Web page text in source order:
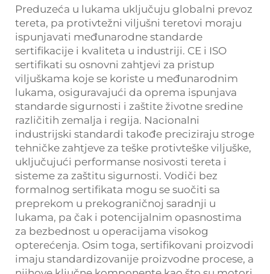
Preduzeća u lukama uključuju globalni prevoz
tereta, pa protivtežni viljušni teretovi moraju
ispunjavati međunarodne standarde
sertifikacije i kvaliteta u industriji. CE i ISO
sertifikati su osnovni zahtjevi za pristup
viljuškama koje se koriste u međunarodnim
lukama, osiguravajući da oprema ispunjava
standarde sigurnosti i zaštite životne sredine
različitih zemalja i regija. Nacionalni
industrijski standardi takođe preciziraju stroge
tehničke zahtjeve za teške protivteške viljuške,
uključujući performanse nosivosti tereta i
sisteme za zaštitu sigurnosti. Vodiči bez
formalnog sertifikata mogu se suočiti sa
preprekom u prekograničnoj saradnji u
lukama, pa čak i potencijalnim opasnostima
za bezbednost u operacijama visokog
opterećenja. Osim toga, sertifikovani proizvodi
imaju standardizovanije proizvodne procese, a